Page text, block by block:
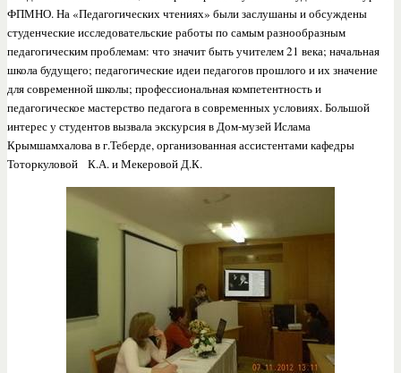
ФПМНО. На «Педагогических чтениях» были заслушаны и обсуждены
студенческие исследовательские работы по самым разнообразным
педагогическим проблемам: что значит быть учителем 21 века; начальная
школа будущего; педагогические идеи педагогов прошлого и их значение
для современной школы; профессиональная компетентность и
педагогическое мастерство педагога в современных условиях. Большой
интерес у студентов вызвала экскурсия в Дом-музей Ислама
Крымшамхалова в г.Теберде, организованная ассистентами кафедры
Тоторкуловой К.А. и Мекеровой Д.К.